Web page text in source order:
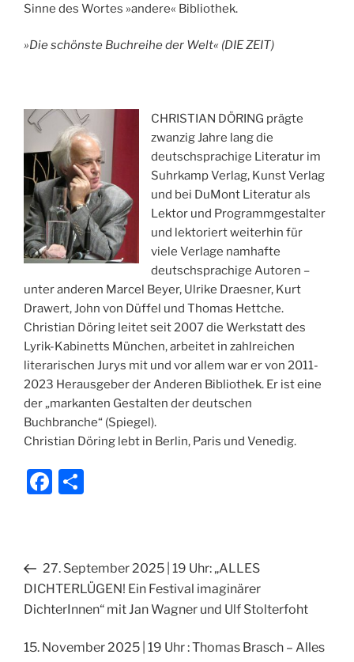
Sinne des Wortes »andere« Bibliothek.
»Die schönste Buchreihe der Welt« (DIE ZEIT)
CHRISTIAN DÖRING prägte
zwanzig Jahre lang die
deutschsprachige Literatur im
Suhrkamp Verlag, Kunst Verlag
und bei DuMont Literatur als
Lektor und Programmgestalter
und lektoriert weiterhin für
viele Verlage namhafte
deutschsprachige Autoren –
unter anderen Marcel Beyer, Ulrike Draesner, Kurt
Drawert, John von Düffel und Thomas Hettche.
Christian Döring leitet seit 2007 die Werkstatt des
Lyrik-Kabinetts München, arbeitet in zahlreichen
literarischen Jurys mit und vor allem war er von 2011-
2023 Herausgeber der Anderen Bibliothek. Er ist eine
der „markanten Gestalten der deutschen
Buchbranche“ (Spiegel).
Christian Döring lebt in Berlin, Paris und Venedig.
F
e
b
o
n
Beitragsnavigation
Vorheriger
Beitrag
27. September 2025 | 19 Uhr: „ALLES
DICHTERLÜGEN! Ein Festival imaginärer
DichterInnen“ mit Jan Wagner und Ulf Stolterfoht
Nächster
15. November 2025 | 19 Uhr : Thomas Brasch – Alles